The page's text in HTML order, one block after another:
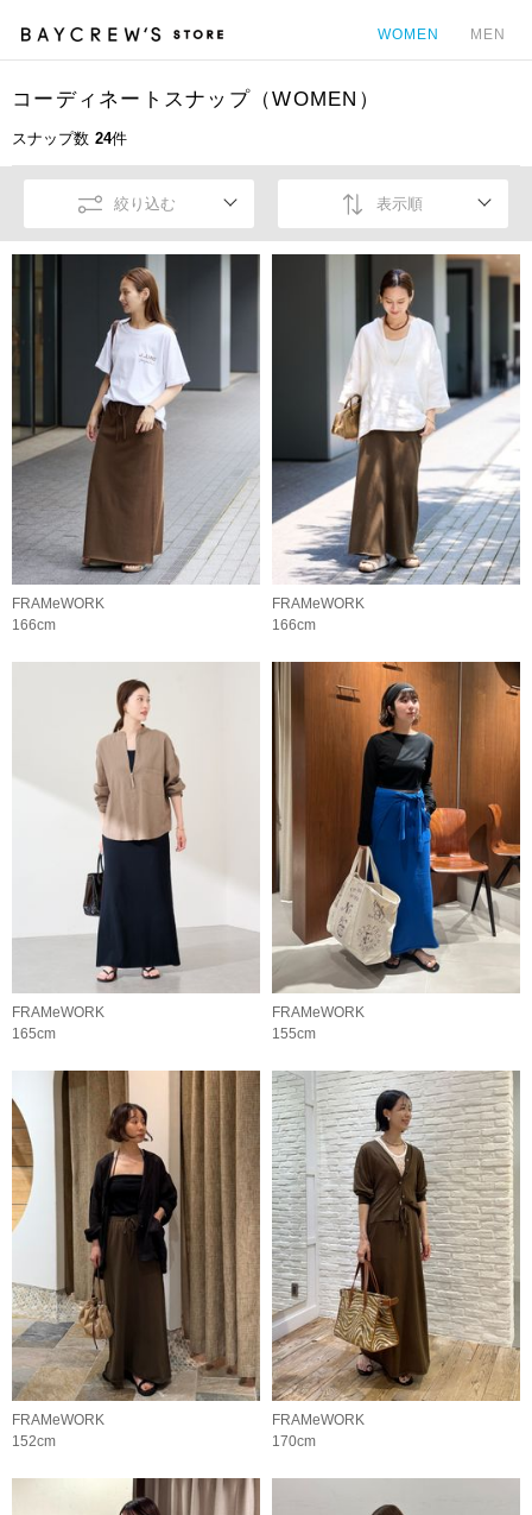
WOMEN MEN
コーディネートスナップ（WOMEN）
スナップ数 24件
絞り込む 表示順
FRAMeWORK
166cm
FRAMeWORK
166cm
FRAMeWORK
165cm
FRAMeWORK
155cm
FRAMeWORK
152cm
FRAMeWORK
170cm